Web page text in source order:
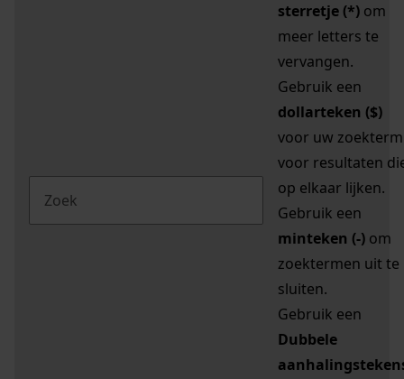
sterretje (*) om
meer letters te
vervangen.
Gebruik een
dollarteken ($)
voor uw zoekterm
voor resultaten
op elkaar lijken.
Gebruik een
minteken (-) om
zoektermen uit te
sluiten.
Gebruik een
Dubbele